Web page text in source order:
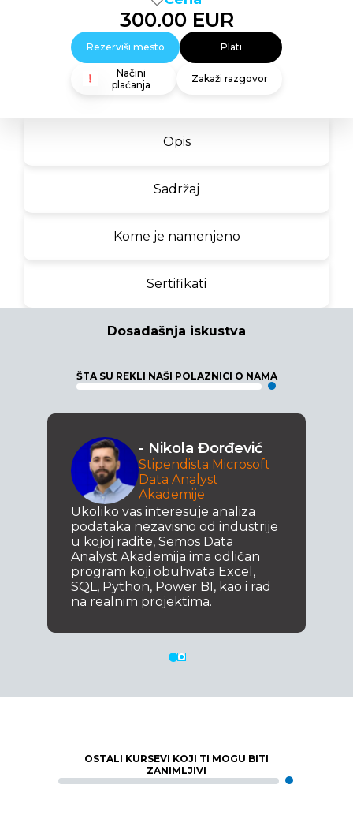
Opis
Sadržaj
Kome je namenjeno
Sertifikati
Dosadašnja iskustva
ŠTA SU REKLI NAŠI POLAZNICI O NAMA
- Nikola Đorđević
Stipendista Microsoft
Data Analyst
Akademije
Ukoliko vas interesuje analiza
podataka nezavisno od industrije
u kojoj radite, Semos Data
Analyst Akademija ima odličan
program koji obuhvata Excel,
SQL, Python, Power BI, kao i rad
na realnim projektima.
OSTALI KURSEVI KOJI TI MOGU BITI
ZANIMLJIVI
300.00EUR
Rezerviši mesto Plati
Načini
plaćanja
Zakaži razgovor